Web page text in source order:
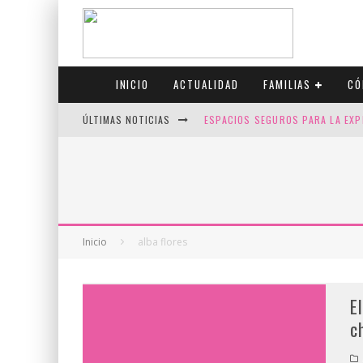
INICIO ACTUALIDAD FAMILIAS
ÚLTIMAS NOTICIAS ESPACIOS SEGUROS PARA LA
CANADÁ CELEBRA EL ORGULLO
Inicio alba flores